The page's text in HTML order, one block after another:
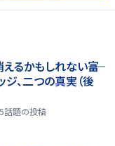
るかもしれない――富
ジ、二つの真実（後
話題の投稿